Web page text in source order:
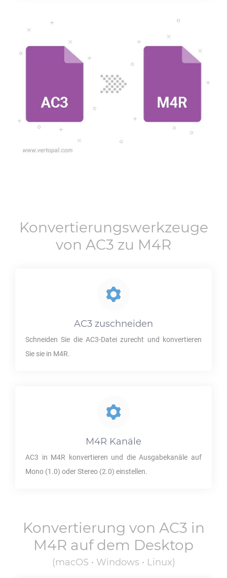
Konvertierungswerkzeuge
von AC3 zu M4R
AC3 zuschneiden
Schneiden Sie die AC3-Datei zurecht und konvertieren
Sie sie in M4R.
M4R Kanäle
AC3 in M4R konvertieren und die Ausgabekanäle auf
Mono (1.0) oder Stereo (2.0) einstellen.
Konvertierung von AC3 in
M4R auf dem Desktop
(macOS • Windows • Linux)